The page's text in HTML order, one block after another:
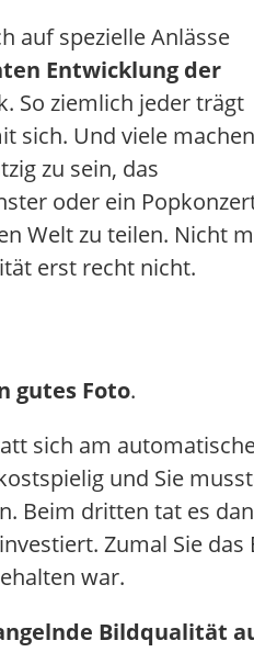
auf spezielle Anlässe
Entwicklung der
So ziemlich jeder trägt
sich. Und viele machen
zu sein, das
oder ein
Welt zu teilen. Nicht
erst recht nicht.
gutes Foto.
sich am
und Sie
Beim dritten tat es
Zumal Sie
war.
Bildqualität